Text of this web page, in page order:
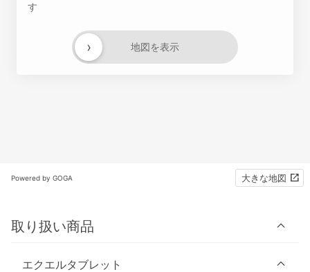
す
地図を表示
›
Powered by GOGA 大きな地図
取り扱い商品
エクエルタブレット